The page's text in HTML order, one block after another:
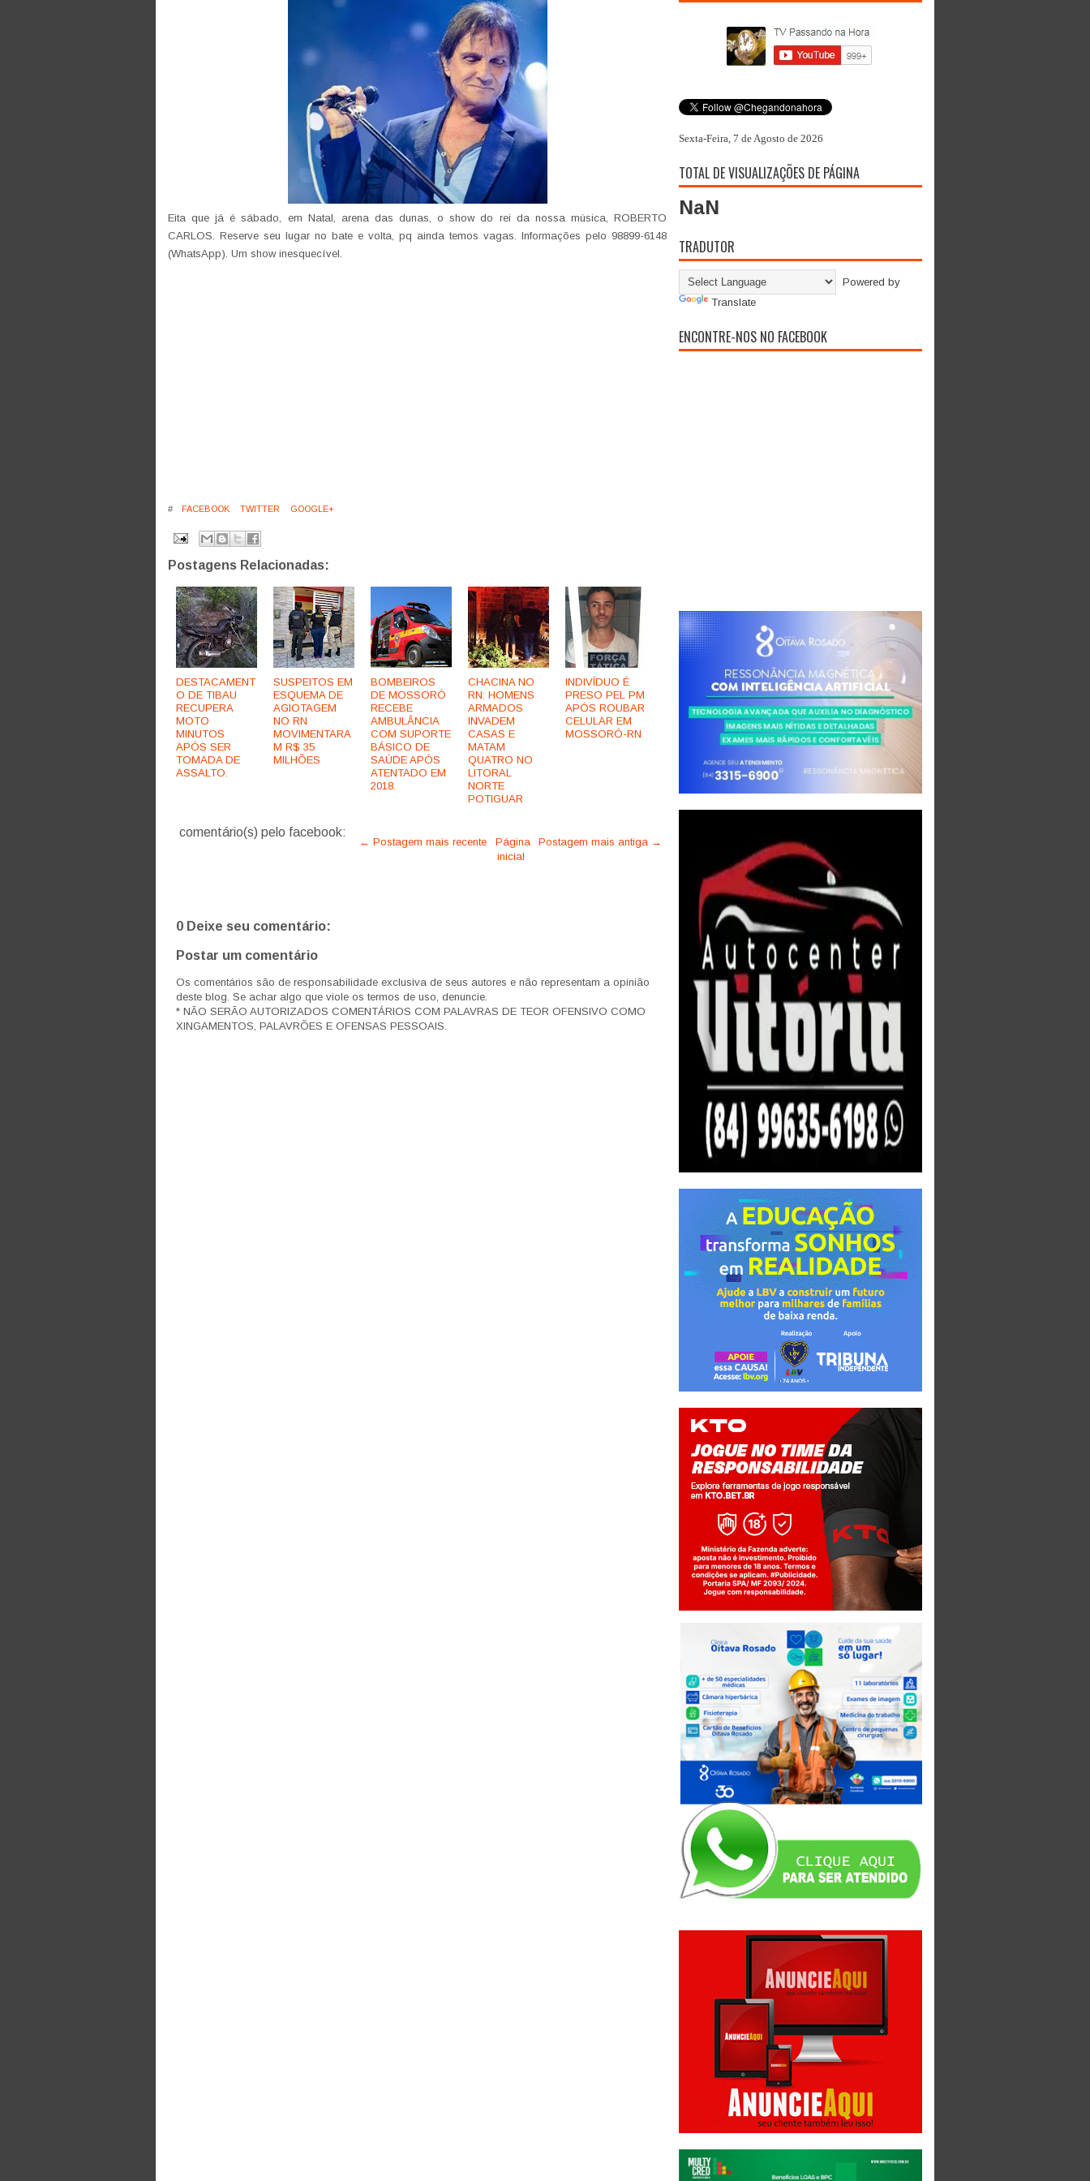
Eita que já é sábado, em Natal, arena das dunas, o show do rei da nossa música, ROBERTO
CARLOS. Reserve seu lugar no bate e volta, pq ainda temos vagas. Informações pelo 98899-6148
(WhatsApp). Um show inesquecível.
# FACEBOOK TWITTER GOOGLE+
Postagens Relacionadas:
DESTACAMENT
O DE TIBAU
RECUPERA
MOTO
MINUTOS
APÓS SER
TOMADA DE
ASSALTO.
SUSPEITOS EM
ESQUEMA DE
AGIOTAGEM
NO RN
MOVIMENTARA
M R$ 35
MILHÕES
BOMBEIROS
DE MOSSORÓ
RECEBE
AMBULÂNCIA
COM SUPORTE
BÁSICO DE
SAÚDE APÓS
ATENTADO EM
2018.
CHACINA NO
RN: HOMENS
ARMADOS
INVADEM
CASAS E
MATAM
QUATRO NO
LITORAL
NORTE
POTIGUAR
INDIVÍDUO É
PRESO PEL PM
APÓS ROUBAR
CELULAR EM
MOSSORÓ-RN
comentário(s) pelo facebook:
← Postagem mais recente Postagem mais antiga →
Página
inicial
0 Deixe seu comentário:
Postar um comentário
Os comentários são de responsabilidade exclusiva de seus autores e não representam a opinião
deste blog. Se achar algo que viole os termos de uso, denuncie.
* NÃO SERÃO AUTORIZADOS COMENTÁRIOS COM PALAVRAS DE TEOR OFENSIVO COMO
XINGAMENTOS, PALAVRÕES E OFENSAS PESSOAIS.
Sexta-Feira, 7 de Agosto de 2026
TOTAL DE VISUALIZAÇÕES DE PÁGINA
NaN
TRADUTOR
Powered by
Translate
ENCONTRE-NOS NO FACEBOOK
Jogue com responsabilidade. 18+